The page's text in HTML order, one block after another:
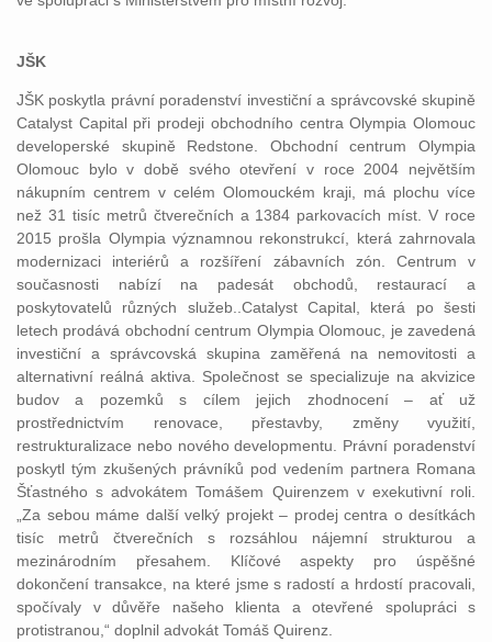
JŠK
JŠK poskytla právní poradenství investiční a správcovské skupině
Catalyst Capital při prodeji obchodního centra Olympia Olomouc
developerské skupině Redstone. Obchodní centrum Olympia
Olomouc bylo v době svého otevření v roce 2004 největším
nákupním centrem v celém Olomouckém kraji, má plochu více
než 31 tisíc metrů čtverečních a 1384 parkovacích míst. V roce
2015 prošla Olympia významnou rekonstrukcí, která zahrnovala
modernizaci interiérů a rozšíření zábavních zón. Centrum v
současnosti nabízí na padesát obchodů, restaurací a
poskytovatelů různých služeb..Catalyst Capital, která po šesti
letech prodává obchodní centrum Olympia Olomouc, je zavedená
investiční a správcovská skupina zaměřená na nemovitosti a
alternativní reálná aktiva. Společnost se specializuje na akvizice
budov a pozemků s cílem jejich zhodnocení – ať už
prostřednictvím renovace, přestavby, změny využití,
restrukturalizace nebo nového developmentu. Právní poradenství
poskytl tým zkušených právníků pod vedením partnera Romana
Šťastného s advokátem Tomášem Quirenzem v exekutivní roli.
„Za sebou máme další velký projekt – prodej centra o desítkách
tisíc metrů čtverečních s rozsáhlou nájemní strukturou a
mezinárodním přesahem. Klíčové aspekty pro úspěšné
dokončení transakce, na které jsme s radostí a hrdostí pracovali,
spočívaly v důvěře našeho klienta a otevřené spolupráci s
protistranou,“ doplnil advokát Tomáš Quirenz.